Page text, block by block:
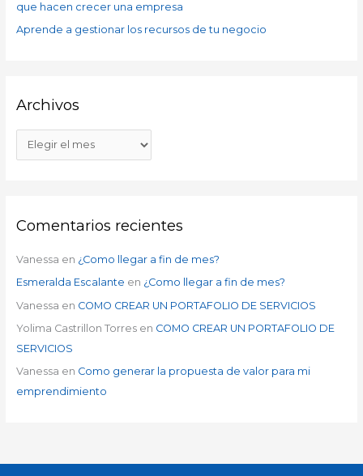
que hacen crecer una empresa
Aprende a gestionar los recursos de tu negocio
Archivos
Comentarios recientes
Vanessa en ¿Como llegar a fin de mes?
Esmeralda Escalante en ¿Como llegar a fin de mes?
Vanessa en COMO CREAR UN PORTAFOLIO DE SERVICIOS
Yolima Castrillon Torresen COMO CREAR UN PORTAFOLIO DE
SERVICIOS
Vanessa en Como generar la propuesta de valor para mi
emprendimiento